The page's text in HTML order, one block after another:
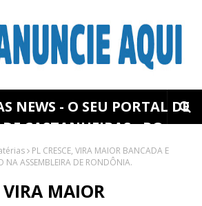
NEWS - O SEU PORTAL DE
CASTANHEIRAS - RO
PL CRESCE, VIRA MAIOR BANCADA E
ASSEMBLEIRA DE RONDÔNIA.
VIRA MAIOR